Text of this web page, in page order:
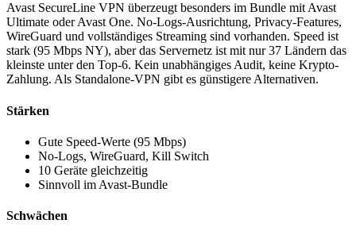
Avast SecureLine VPN überzeugt besonders im Bundle mit Avast
Ultimate oder Avast One. No-Logs-Ausrichtung, Privacy-Features,
WireGuard und vollständiges Streaming sind vorhanden. Speed ist
stark (95 Mbps NY), aber das Servernetz ist mit nur 37 Ländern das
kleinste unter den Top-6. Kein unabhängiges Audit, keine Krypto-
Zahlung. Als Standalone-VPN gibt es günstigere Alternativen.
Stärken
Gute Speed-Werte (95 Mbps)
No-Logs, WireGuard, Kill Switch
10 Geräte gleichzeitig
Sinnvoll im Avast-Bundle
Schwächen